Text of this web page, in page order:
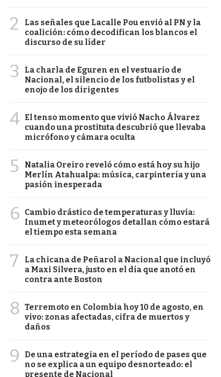
2
Las señales que Lacalle Pou envió al PN y la
coalición: cómo decodifican los blancos el
discurso de su líder
3
La charla de Eguren en el vestuario de
Nacional, el silencio de los futbolistas y el
enojo de los dirigentes
4 El tenso momento que vivió Nacho Álvarez
cuando una prostituta descubrió que llevaba
micrófono y cámara oculta
5
Natalia Oreiro reveló cómo está hoy su hijo
Merlín Atahualpa: música, carpintería y una
pasión inesperada
6
Cambio drástico de temperaturas y lluvia:
Inumet y meteorólogos detallan cómo estará
el tiempo esta semana
7
La chicana de Peñarol a Nacional que incluyó
a Maxi Silvera, justo en el día que anotó en
contra ante Boston
8 Terremoto en Colombia hoy 10 de agosto, en
vivo: zonas afectadas, cifra de muertos y
daños
9
De una estrategia en el período de pases que
no se explica a un equipo desnorteado: el
presente de Nacional